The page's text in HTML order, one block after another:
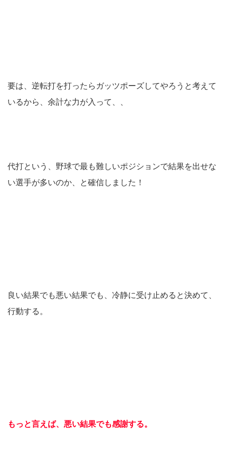
要は、逆転打を打ったらガッツポーズしてやろうと考えて
いるから、余計な力が入って、、
代打という、野球で最も難しいポジションで結果を出せな
い選手が多いのか、と確信しました！
良い結果でも悪い結果でも、冷静に受け止めると決めて、
行動する。
もっと言えば、悪い結果でも感謝する。